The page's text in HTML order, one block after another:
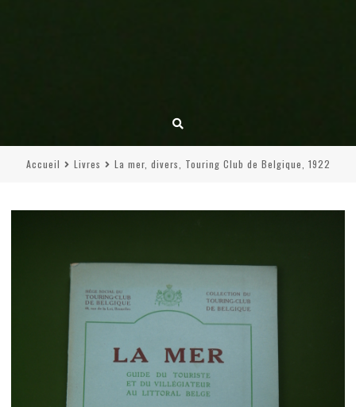
Accueil Livres La mer, divers, Touring Club de Belgique, 1922